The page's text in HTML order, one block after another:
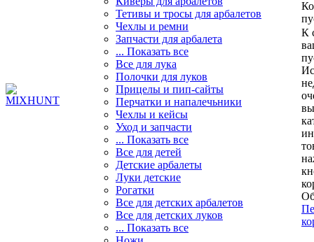
Тетивы и тросы для арбалетов
Чехлы и ремни
Запчасти для арбалета
... Показать все
Все для лука
Полочки для луков
Прицелы и пип-сайты
Перчатки и напалечьники
Чехлы и кейсы
Уход и запчасти
... Показать все
Все для детей
Детские арбалеты
Луки детские
Рогатки
Все для детских арбалетов
Все для детских луков
... Показать все
К